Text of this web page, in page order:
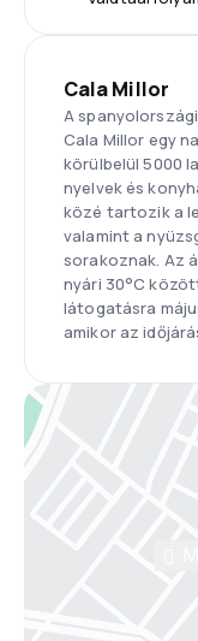
Cala Millor
A
Cala Millor egy
körülbelül 5000
nyelvek és
közé tartozik a
valamint a
sorakoznak. Az
nyári 30°C
látogatásra
amikor az